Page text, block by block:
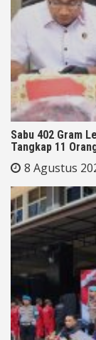
Sabu 402 Gram
Tangkap 11
8 Agustus